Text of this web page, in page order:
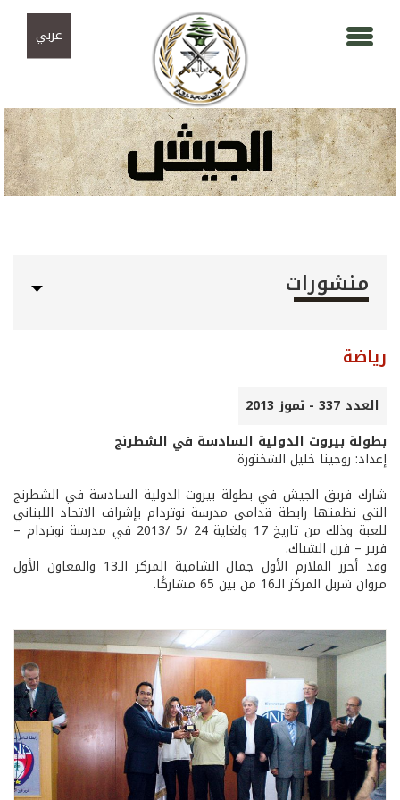
عربي
منشورات
رياضة
العدد 337 - تموز 2013
بطولة بيروت الدولية السادسة في الشطرنج
إعداد: روجينا خليل الشختورة
شارك فريق الجيش في بطولة بيروت الدولية السادسة في الشطرنج
التي نظمتها رابطة قدامى مدرسة نوتردام بإشراف الاتحاد اللبناني
للعبة وذلك من تاريخ 17 ولغاية 24 /5 /2013 في مدرسة نوتردام –
فرير – فرن الشباك.
وقد أحرز الملازم الأول جمال الشامية المركز الـ13 والمعاون الأول
مروان شربل المركز الـ16 من بين 65 مشاركًا.